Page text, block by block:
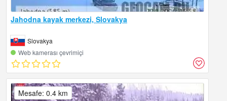
Jahodna kayak merkezi, Slovakya
Slovakya
Web kamerası çevrimiçi
Mesafe: 0.4 km